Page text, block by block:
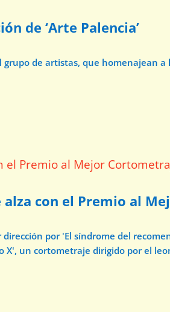
de ‘Arte Palencia’
de artistas, que homenajean
alza con el Premio al
por 'El síndrome del
X', un cortometraje dirigido por el